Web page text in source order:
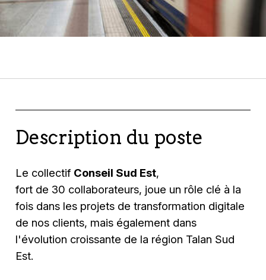
Description du poste
Le collectif Conseil Sud Est,
fort de 30 collaborateurs, joue un rôle clé à la
fois dans les projets de transformation digitale
de nos clients, mais également dans
l'évolution croissante de la région Talan Sud
Est.